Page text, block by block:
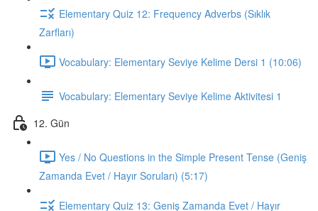
Elementary Quiz 12: Frequency Adverbs (Sıklık
Zarfları)
Vocabulary: Elementary Seviye Kelime Dersi 1 (10:06)
Vocabulary: Elementary Seviye Kelime Aktivitesi 1
12. Gün
Yes / No Questions in the Simple Present Tense (Geniş
Zamanda Evet / Hayır Soruları) (5:17)
Elementary Quiz 13: Geniş Zamanda Evet / Hayır